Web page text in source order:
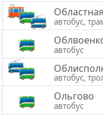
автобус,
автобус
автобус,
Ольгово
автобус